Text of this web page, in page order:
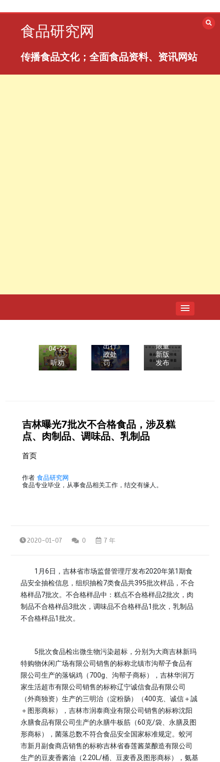
食品研究网
传播食品文化；全面食品资料、资讯网站
04-22
听劝
电商
外卖”
出行
政处
罚
安全
食品
限量
新版
发布
吉林曝光7批次不合格食品，涉及糕
点、肉制品、调味品、乳制品
首页
作者 食品研究网
食品专业毕业，从事食品相关工作，结交有缘人。
2020-01-07 0 7 年
1月6日，吉林省市场监督管理厅发布2020年第1期食
品安全抽检信息，组织抽检7类食品共395批次样品，不合
格样品7批次。不合格样品中：糕点不合格样品2批次，肉
制品不合格样品3批次，调味品不合格样品1批次，乳制品
不合格样品1批次。
5批次食品检出微生物污染超标，分别为大商吉林新玛
特购物休闲广场有限公司销售的标称北镇市沟帮子食品有
限公司生产的落锅鸡（700g、沟帮子商标），吉林华润万
家生活超市有限公司销售的标称辽宁诚信食品有限公司
（外商独资）生产的三明治（淀粉肠）（400克、诚信＋誠
＋图形商标），吉林市润泰商业有限公司销售的标称沈阳
永膳食品有限公司生产的永膳牛板筋（60克/袋、永膳及图
形商标），菌落总数不符合食品安全国家标准规定。蛟河
市新月副食商店销售的标称吉林省春莲酱菜酿造有限公司
生产的豆麦香酱油（2.20L/桶、豆麦香及图形商标），氨基